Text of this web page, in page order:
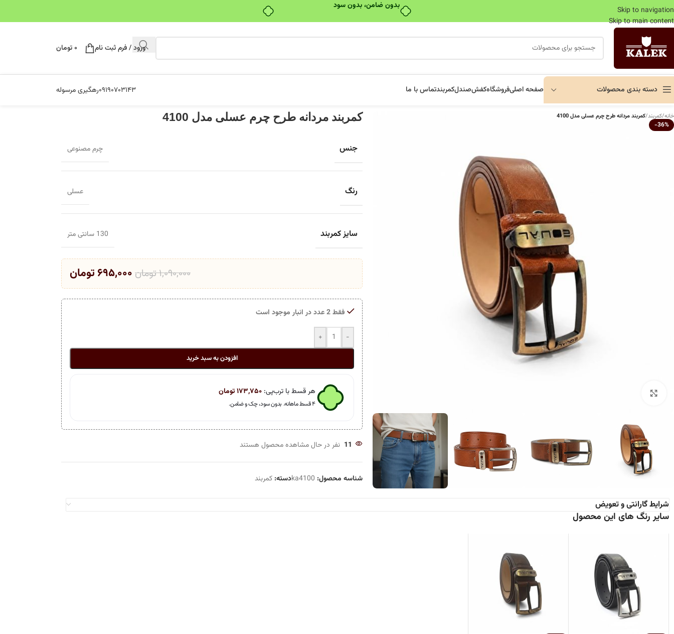
بدون ضامن، بدون سود
Skip to navigation
Skip to main content
ورود / فرم ثبت نام ۰ تومان
دسته بندی محصولات صفحه اصلیفروشگاهکفشصندلکمربندتماس با ما ۰۹۱۹۰۷۰۳۱۴۳رهگیری مرسوله
خانه/کمربند/کمربند مردانه طرح چرم عسلی مدل 4100
-36%
کمربند مردانه طرح چرم عسلی مدل 4100
جنس چرم مصنوعی
رنگ عسلی
سایز کمربند 130 سانتی متر
۱,۰۹۰,۰۰۰تومان ۶۹۵,۰۰۰ تومان
فقط 2 عدد در انبار موجود است
-
+
افزودن به سبد خرید
هر قسط با ترب‌پی: ۱۷۳,۷۵۰تومان
۴ قسط ماهانه. بدون سود، چک و ضامن.
11 نفر در حال مشاهده محصول هستند
شناسه محصول: ka4100دسته: کمربند
شرایط گارانتی و تعویض
سایر رنگ های این محصول